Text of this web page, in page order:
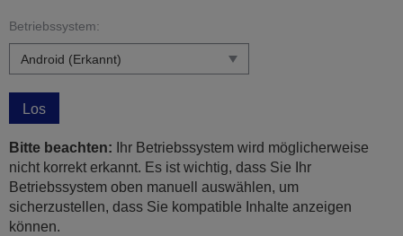
Betriebssystem:
Los
Bitte beachten: Ihr Betriebssystem wird möglicherweise
nicht korrekt erkannt. Es ist wichtig, dass Sie Ihr
Betriebssystem oben manuell auswählen, um
sicherzustellen, dass Sie kompatible Inhalte anzeigen
können.